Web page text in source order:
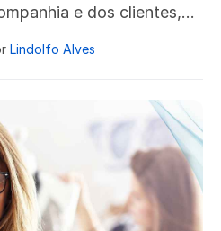
e dos clientes,…
Lindolfo Alves